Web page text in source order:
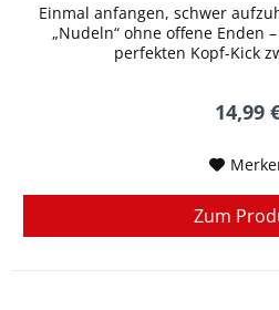
Einmal anfangen, schwer
„Nudeln“ ohne offene Enden
perfekten Kopf-Kick
14,99
Zum